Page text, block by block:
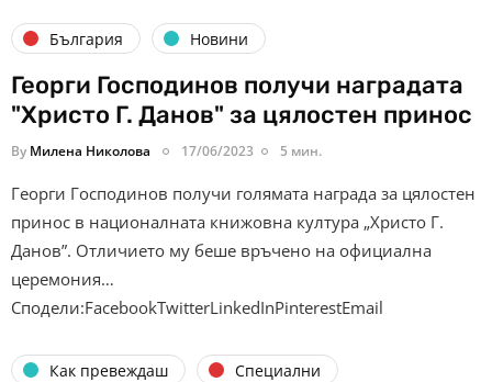
България Новини
Георги Господинов получи наградата
"Христо Г. Данов" за цялостен принос
By Милена Николова 17/06/2023 5 мин.
Георги Господинов получи голямата награда за цялостен
принос в националната книжовна култура „Христо Г.
Данов”. Отличието му беше връчено на официална
церемония…
Сподели:FacebookTwitterLinkedInPinterestEmail
Как превеждаш Специални